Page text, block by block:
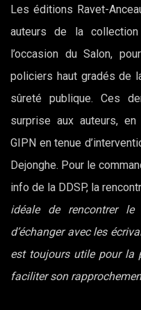
Les éditions Ravet-
auteurs de la
l’occasion du Salon,
policiers haut gradés de
sûreté publique. Ces
surprise aux auteurs,
GIPN en tenue
Dejonghe. Pour le
info de la DDSP, la
idéale de rencontrer le
d’échanger avec les
est toujours utile pour la
faciliter son